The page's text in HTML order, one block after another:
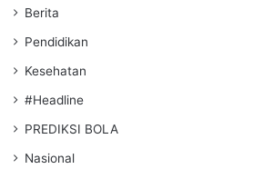
Berita
Pendidikan
Kesehatan
#Headline
PREDIKSI BOLA
Nasional